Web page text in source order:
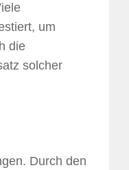
um
die
solcher
Durch den